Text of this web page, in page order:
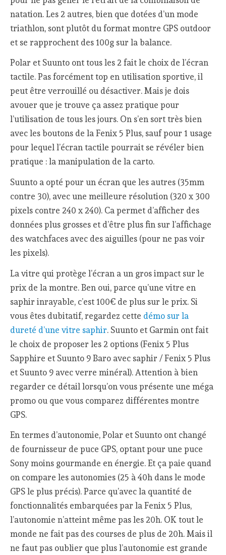
natation. Les 2 autres, bien que dotées d’un mode
triathlon, sont plutôt du format montre GPS outdoor
et se rapprochent des 100g sur la balance.
Polar et Suunto ont tous les 2 fait le choix de l’écran
tactile. Pas forcément top en utilisation sportive, il
peut être verrouillé ou désactiver. Mais je dois
avouer que je trouve ça assez pratique pour
l’utilisation de tous les jours. On s’en sort très bien
avec les boutons de la Fenix 5 Plus, sauf pour 1 usage
pour lequel l’écran tactile pourrait se révéler bien
pratique : la manipulation de la carto.
Suunto a opté pour un écran que les autres (35mm
contre 30), avec une meilleure résolution (320 x 300
pixels contre 240 x 240). Ca permet d’afficher des
données plus grosses et d’être plus fin sur l’affichage
des watchfaces avec des aiguilles (pour ne pas voir
les pixels).
La vitre qui protège l’écran a un gros impact sur le
prix de la montre. Ben oui, parce qu’une vitre en
saphir inrayable, c’est 100€ de plus sur le prix. Si
vous êtes dubitatif, regardez cette démo sur la
dureté d’une vitre saphir. Suunto et Garmin ont fait
le choix de proposer les 2 options (Fenix 5 Plus
Sapphire et Suunto 9 Baro avec saphir / Fenix 5 Plus
et Suunto 9 avec verre minéral). Attention à bien
regarder ce détail lorsqu’on vous présente une méga
promo ou que vous comparez différentes montre
GPS.
En termes d’autonomie, Polar et Suunto ont changé
de fournisseur de puce GPS, optant pour une puce
Sony moins gourmande en énergie. Et ça paie quand
on compare les autonomies (25 à 40h dans le mode
GPS le plus précis). Parce qu’avec la quantité de
fonctionnalités embarquées par la Fenix 5 Plus,
l’autonomie n’atteint même pas les 20h. OK tout le
monde ne fait pas des courses de plus de 20h. Mais il
ne faut pas oublier que plus l’autonomie est grande